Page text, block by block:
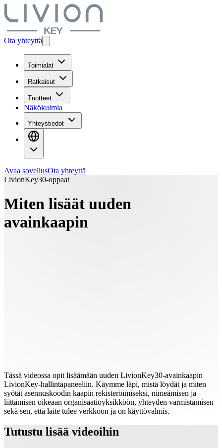
Ota yhteyttä
Toimialat
Ratkaisut
Tuotteet
Näkökulmia
Yhteystiedot
Avaa sovellusOta yhteyttä
LivionKey30-oppaat
Miten lisäät uuden
avainkaapin
Tässä videossa opit lisäämään uuden LivionKey30‑avainkaapin
LivionKey‑hallintapaneeliin. Käymme läpi, mistä löydät ja miten
syötät asennuskoodin kaapin rekisteröimiseksi, nimeämisen ja
liittämisen oikeaan organisaatioyksikköön, yhteyden varmistamisen
sekä sen, että laite tulee verkkoon ja on käyttövalmis.
Tutustu lisää videoihin